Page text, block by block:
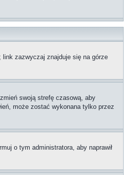
zazwyczaj znajduje się na górze
swoją strefę czasową, aby
może zostać wykonana tylko przez
o tym administratora, aby naprawił